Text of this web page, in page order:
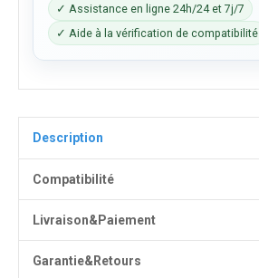
✓ Assistance en ligne 24h/24 et 7j/7
✓ Aide à la vérification de compatibilité
Description
Compatibilité
Livraison&Paiement
Garantie&Retours